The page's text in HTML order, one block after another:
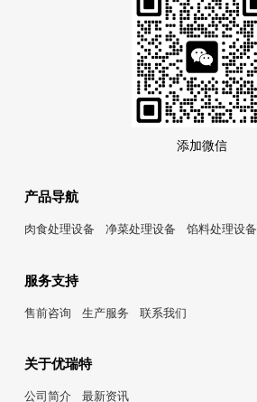
添加微信
产品导航
肉食处理设备 净菜处理设备 馅料处理设备
服务支持
售前咨询 生产服务 联系我们
关于优瑞特
公司简介 最新资讯